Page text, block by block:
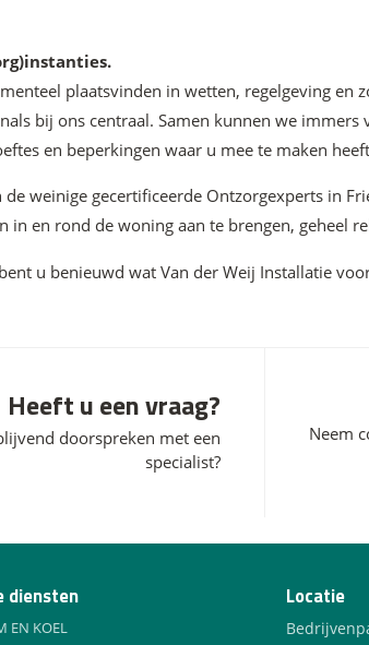
plaatsvinden in wetten, regelgeving en
bij ons centraal. Samen kunnen we
en beperkingen waar u mee te maken
de weinige gecertificeerde Ontzorgexperts in
in en rond de woning aan te brengen, geheel
u benieuwd wat Van der Weij Installatie
Heeft u een vraag?
doorspreken met een
specialist?
Neem
diensten
EN KOEL
Locatie